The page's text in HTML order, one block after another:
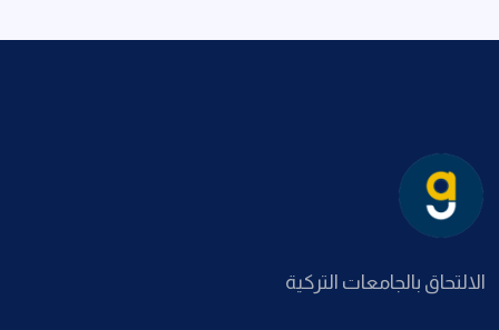
الالتحاق بالجامعات التركية